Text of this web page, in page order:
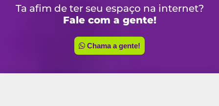
Ta afim de ter seu espaço na internet?
Fale com a gente!
Chama a gente!